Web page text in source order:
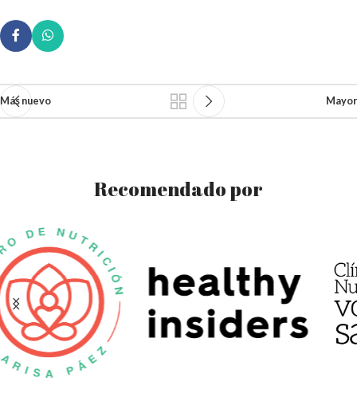
Más nuevo Mayor
Recomendado por